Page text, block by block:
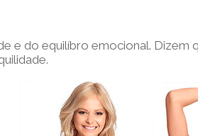
e do equilíbro emocional. Dizem